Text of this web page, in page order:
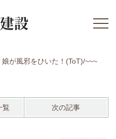
娘が風邪をひいた！(ToT)/~~~
覧 次の記事